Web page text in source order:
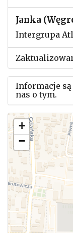
Janka
Intergrupa
Informacje
nas o tym.
Użyj tego
zmianach w
+
−